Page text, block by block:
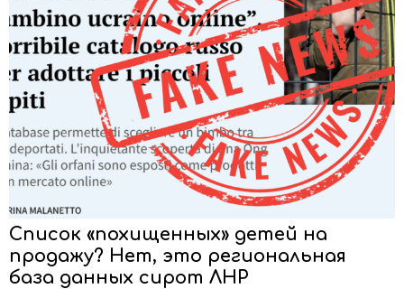
Список «похищенных» детей на
продажу? Нет, это региональная
база данных сирот ЛНР